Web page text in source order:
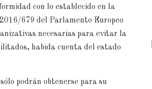
con lo establecido en la
679 del Parlamento Europeo
necesarias para evitar la
habida cuenta del estado
podrán obtenerse para su